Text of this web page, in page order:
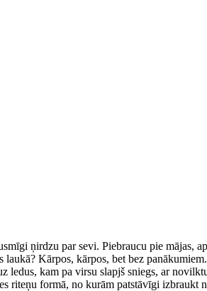
ņirdzu par sevi. Piebraucu pie mājas,
Kārpos, kārpos, bet bez
ledus, kam pa virsu slapjš sniegs, ar
riteņu formā, no kurām patstāvīgi